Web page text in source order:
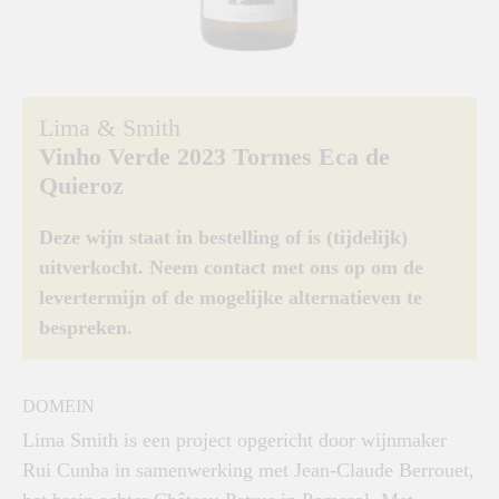
Lima & Smith
Vinho Verde 2023 Tormes Eca de
Quieroz
Deze wijn staat in bestelling of is (tijdelijk)
uitverkocht. Neem contact met ons op om de
levertermijn of de mogelijke alternatieven te
bespreken.
DOMEIN
Lima Smith is een project opgericht door wijnmaker
Rui Cunha in samenwerking met Jean-Claude Berrouet,